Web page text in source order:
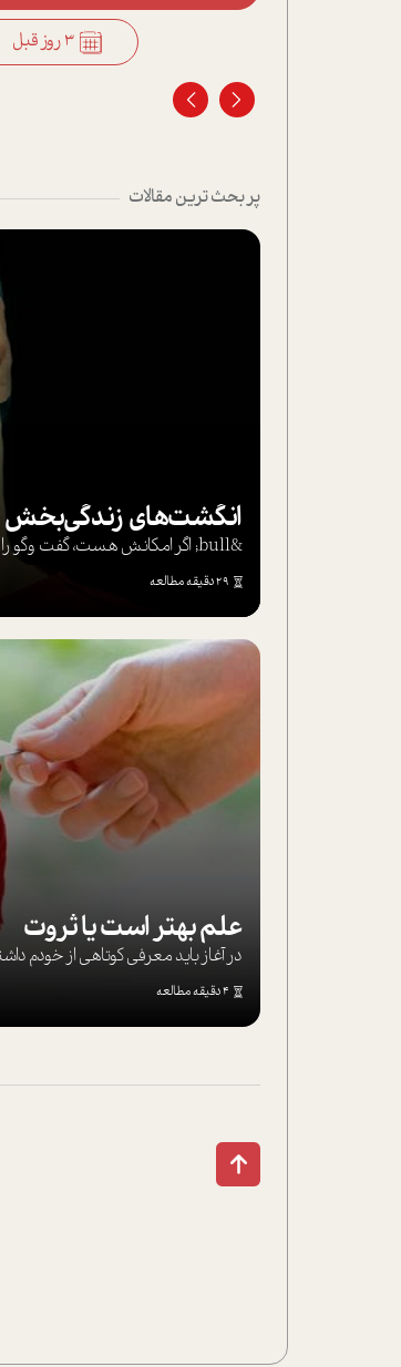
3 روز قبل
پر بحث ترین مقالات
انگشت‌های‌ زندگی‌بخش
&bull; اگر امکانش هست، گفت وگو را با روا...
29 دقیقه مطالعه
علم بهتر است یا ثروت
در آغاز باید معرفی کوتاهی از خودم
4 دقیقه مطالعه